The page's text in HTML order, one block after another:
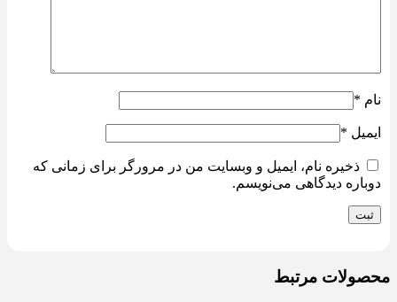
نام *
ایمیل *
ذخیره نام، ایمیل و وبسایت من در مرورگر برای زمانی که
دوباره دیدگاهی می‌نویسم.
محصولات مرتبط